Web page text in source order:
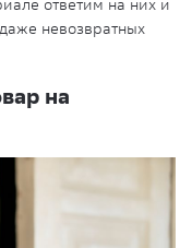
ответим на них и
невозвратных
на